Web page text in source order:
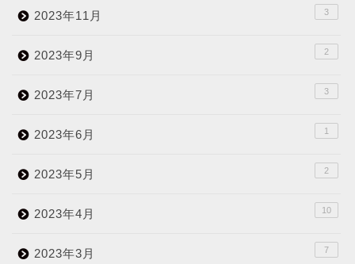
2023年11月 3
2023年9月 2
2023年7月 3
2023年6月 1
2023年5月 2
2023年4月 10
2023年3月 7